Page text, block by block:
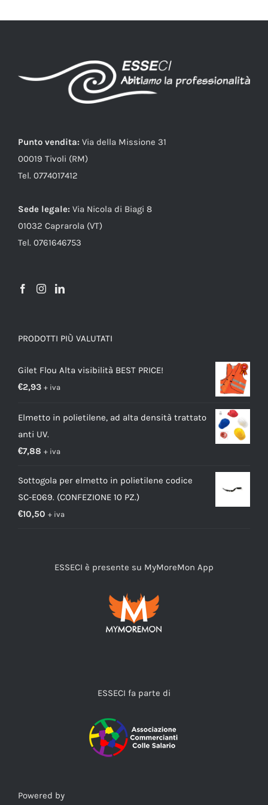
Punto vendita: Via della Missione 31
00019 Tivoli (RM)
Tel. 0774017412
Sede legale: Via Nicola di Biagi 8
01032 Caprarola (VT)
Tel. 0761646753
PRODOTTI PIÙ VALUTATI
Gilet Flou Alta visibilità BEST PRICE!
€2,93 + iva
Elmetto in polietilene, ad alta densità trattato
anti UV.
€7,88 + iva
Sottogola per elmetto in polietilene codice
SC-E069. (CONFEZIONE 10 PZ.)
€10,50 + iva
ESSECI è presente su MyMoreMon App
ESSECI fa parte di
Powered by